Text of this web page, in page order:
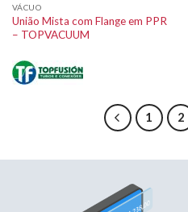
VÁCUO
União Mista com Flange em PPR
– TOPVACUUM
1 2